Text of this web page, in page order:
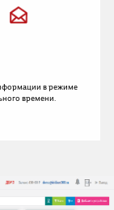
в режиме
времени.